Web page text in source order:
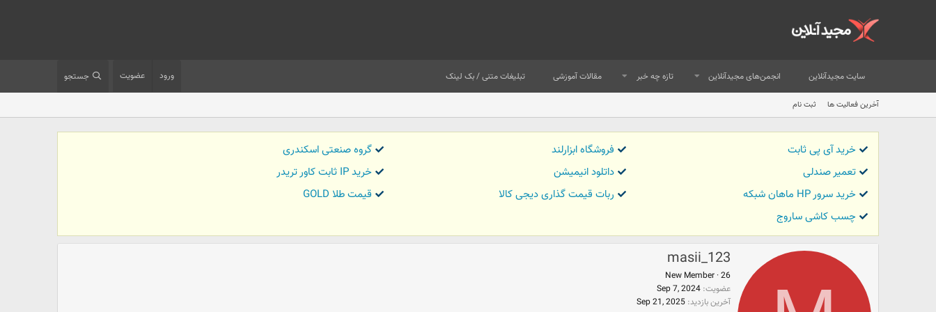
سایت مجیدآنلاین انجمن‌های مجیدآنلاین تازه چه خبر مقالات آموزشی تبلیغات متنی / بک لینک ورود عضویت جستجو
آخرین فعالیت ها ثبت نام
خرید آی پی ثابت فروشگاه ابزارلند
گروه صنعتی اسکندری
تعمیر صندلی
داتلود انیمیشن
خرید IP ثابت کاور تریدر
خرید سرور HP ماهان شبکه
ربات قیمت گذاری دیجی کالا
قیمت طلا GOLD
چسب کاشی ساروج
masii_123
New Member · 26
عضویت Sep 7, 2024
آخرین بازدید Sep 21, 2025